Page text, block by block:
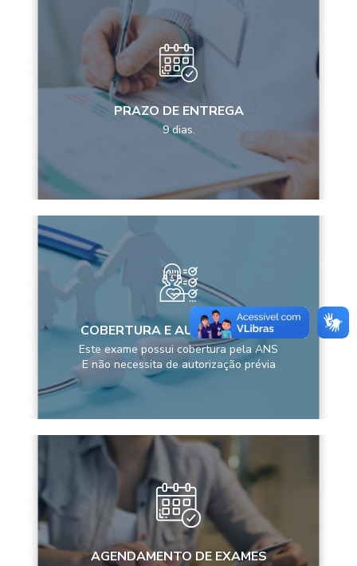
PRAZO DE ENTREGA
9 dias.
COBERTURA E AUTORIZAÇÕES
Este exame possui cobertura pela ANS
E não necessita de autorização prévia
AGENDAMENTO DE EXAMES